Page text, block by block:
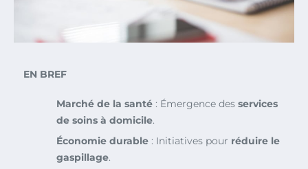
EN BREF
Marché de la santé : Émergence des services
de soins à domicile.
Économie durable : Initiatives pour réduire le
gaspillage.